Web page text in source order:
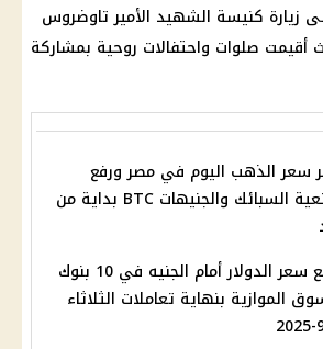
زيارة كنيسة الشهيد الأمير تاوضروس
أقيمت صلوات واحتفالات روحية بمشاركة
سعر الذهب اليوم في مصر ورفع
مصنعية السبائك والجنيهات BTC بداية من
تراجع سعر الدولار أمام الجنيه في 10 بنوك
الموازية بنهاية تعاملات الثلاثاء